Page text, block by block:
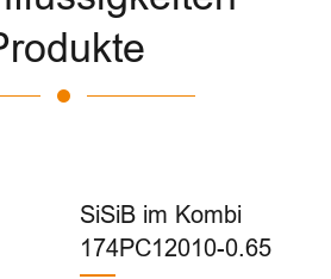
SiSiB im Kombi
174PC12010-0.65